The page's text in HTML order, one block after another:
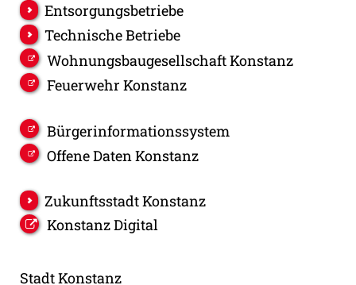
Entsorgungsbetriebe
Technische Betriebe
Wohnungsbaugesellschaft Konstanz
Feuerwehr Konstanz
Bürgerinformationssystem
Offene Daten Konstanz
Zukunftsstadt Konstanz
Konstanz Digital
Stadt Konstanz